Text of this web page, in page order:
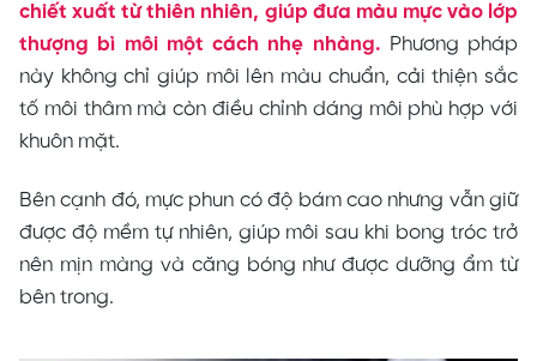
chiết xuất từ thiên nhiên, giúp đưa màu mực vào lớp
thượng bì môi một cách nhẹ nhàng. Phương pháp
này không chỉ giúp môi lên màu chuẩn, cải thiện sắc
tố môi thâm mà còn điều chỉnh dáng môi phù hợp với
khuôn mặt.
Bên cạnh đó, mực phun có độ bám cao nhưng vẫn giữ
được độ mềm tự nhiên, giúp môi sau khi bong tróc trở
nên mịn màng và căng bóng như được dưỡng ẩm từ
bên trong.